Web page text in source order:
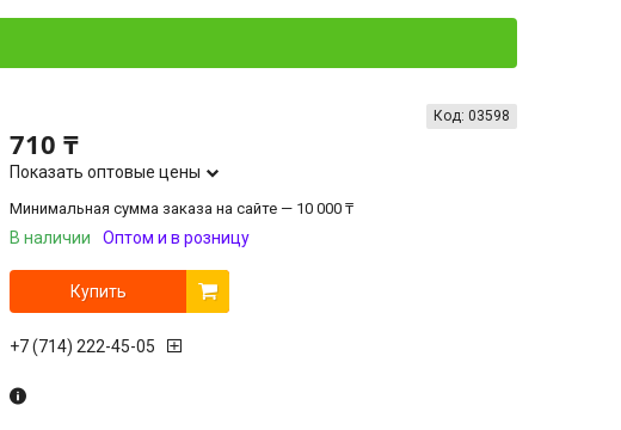
710 ₸
Показать оптовые цены
Минимальная сумма заказа на сайте — 10 000 ₸
В наличии Оптом и в розницу
Код: 03598
Купить
+7 (714) 222-45-05